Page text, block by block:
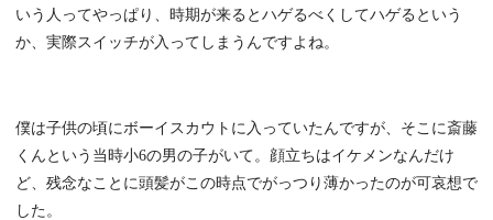
いう人ってやっぱり、時期が来るとハゲるべくしてハゲるという
か、実際スイッチが入ってしまうんですよね。
僕は子供の頃にボーイスカウトに入っていたんですが、そこに斎藤
くんという当時小6の男の子がいて。顔立ちはイケメンなんだけ
ど、残念なことに頭髪がこの時点でがっつり薄かったのが可哀想で
した。